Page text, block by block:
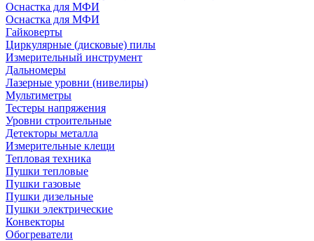
Оснастка для МФИ
Оснастка для МФИ
Гайковерты
Циркулярные (дисковые) пилы
Измерительный инструмент
Дальномеры
Лазерные уровни (нивелиры)
Мультиметры
Тестеры напряжения
Уровни строительные
Детекторы металла
Измерительные клещи
Тепловая техника
Пушки тепловые
Пушки газовые
Пушки дизельные
Пушки электрические
Конвекторы
Обогреватели